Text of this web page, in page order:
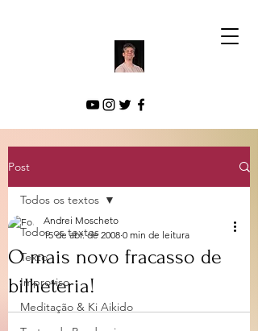
Post
Todos os textos
Texto
Improviso
Meditação & Ki Aikido
Todos os textos
O mais novo fracasso de
bilheteria!
Andrei Moscheto
15 de abr. de 2008 0 min de leitura